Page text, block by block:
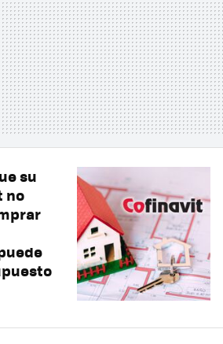
su
no